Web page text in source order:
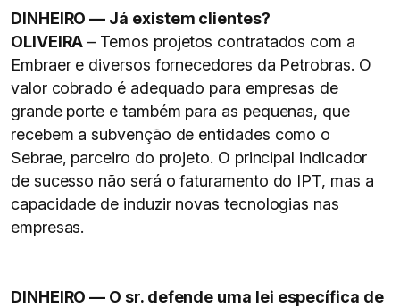
DINHEIRO — Já existem clientes?
OLIVEIRA – Temos projetos contratados com a
Embraer e diversos fornecedores da Petrobras. O
valor cobrado é adequado para empresas de
grande porte e também para as pequenas, que
recebem a subvenção de entidades como o
Sebrae, parceiro do projeto. O principal indicador
de sucesso não será o faturamento do IPT, mas a
capacidade de induzir novas tecnologias nas
empresas.
DINHEIRO — O sr. defende uma lei específica de